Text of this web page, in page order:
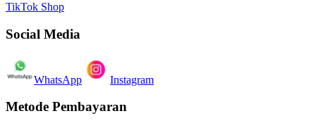
TikTok Shop
Social Media
WhatsApp Instagram
Metode Pembayaran